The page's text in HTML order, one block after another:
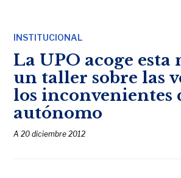
INSTITUCIONAL
La UPO acoge esta
un taller sobre las
los inconvenientes
autónomo
A20 diciembre 2012